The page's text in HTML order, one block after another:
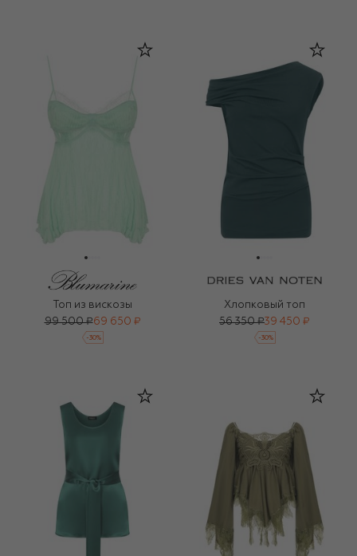
Топ из вискозы
99 500 ₽69 650 ₽
-30%
Хлопковый топ
56 350 ₽39 450 ₽
-30%